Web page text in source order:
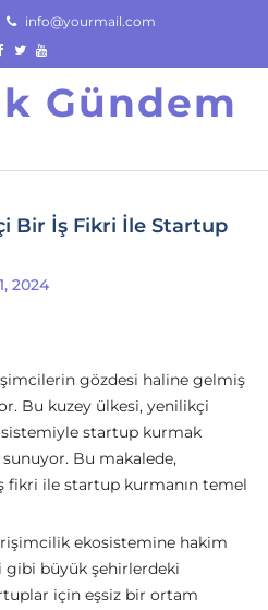
info@yourmail.com
Gündem
Bir İş Fikri İle Startup
2024
gözdesi haline gelmiş
Bu kuzey ülkesi, yenilikçi
startup kurmak
sunuyor. Bu makalede,
fikri ile startup kurmanın temel
ekosistemine hakim
gibi büyük şehirlerdeki
için eşsiz bir ortam